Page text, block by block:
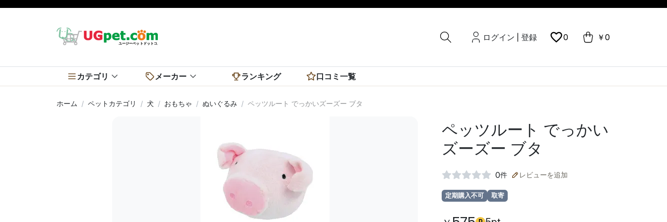
ログイン 登録 0 ￥0
カテゴリ メーカー ランキング 口コミ一覧
ホーム ペットカテゴリ 犬 おもちゃ ぬいぐるみ ペッツルート でっかいズーズー ブタ
ペッツルート でっかい
ズーズー ブタ
0件 レビューを追加
定期購入不可 取寄